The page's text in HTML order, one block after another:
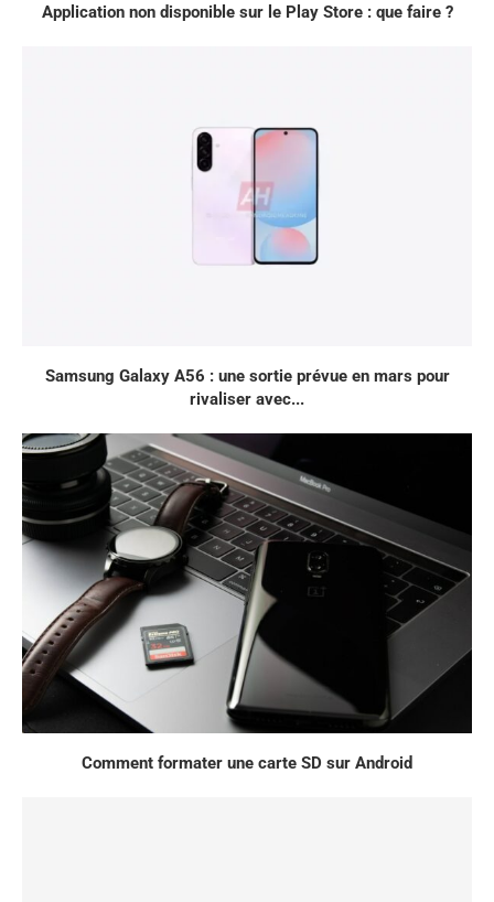
Application non disponible sur le Play Store : que faire ?
Samsung Galaxy A56 : une sortie prévue en mars pour
rivaliser avec...
Comment formater une carte SD sur Android